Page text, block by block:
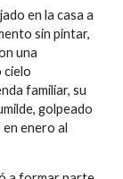
en la casa a
sin pintar,
una
cielo
familiar, su
golpeado
enero al